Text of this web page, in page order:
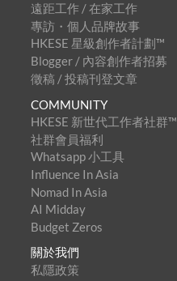
遠距工作 / 在家工作
專訪・個人品牌故事
HKESE 星級創作者計劃™
Blogger / 內容創作者招募
徵稿 / 投稿刊登文章
COMMUNITY
HKESE 新世代工作者社群™
社群會員福利
Whatsapp 小工具
Influence In Asia
Nomad In Asia
AI Midday
Budget Zeros
關於我們
私隱政策